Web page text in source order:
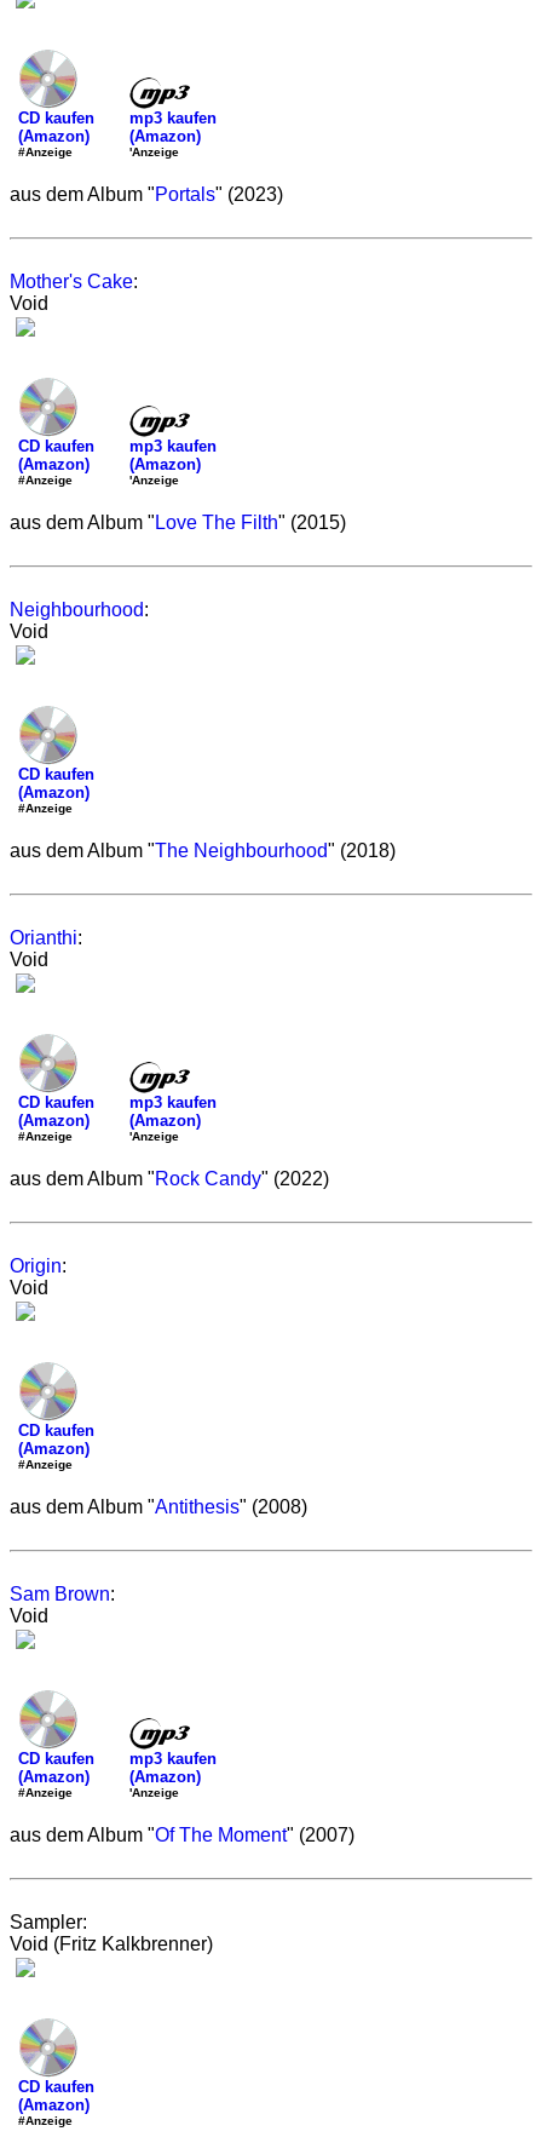
CD kaufen
(Amazon)
#Anzeige
mp3 kaufen
(Amazon)
'Anzeige
aus dem Album "Portals" (2023)
Mother's Cake:
Void
CD kaufen
(Amazon)
#Anzeige
mp3 kaufen
(Amazon)
'Anzeige
aus dem Album " Love The Filth" (2015)
Neighbourhood:
Void
CD kaufen
(Amazon)
#Anzeige
aus dem Album "The Neighbourhood" (2018)
Orianthi:
Void
CD kaufen
(Amazon)
#Anzeige
mp3 kaufen
(Amazon)
'Anzeige
aus dem Album "Rock Candy" (2022)
Origin:
Void
CD kaufen
(Amazon)
#Anzeige
aus dem Album "Antithesis" (2008)
Sam Brown:
Void
CD kaufen
(Amazon)
#Anzeige
mp3 kaufen
(Amazon)
'Anzeige
aus dem Album "Of The Moment" (2007)
Sampler:
Void (Fritz Kalkbrenner)
CD kaufen
(Amazon)
#Anzeige